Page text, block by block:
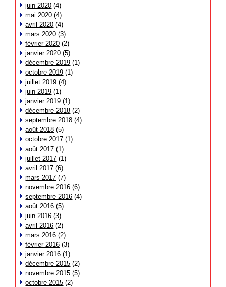
juin 2020 (4)
mai 2020 (4)
avril 2020 (4)
mars 2020 (3)
février 2020 (2)
janvier 2020 (5)
décembre 2019 (1)
octobre 2019 (1)
juillet 2019 (4)
juin 2019 (1)
janvier 2019 (1)
décembre 2018 (2)
septembre 2018 (4)
août 2018 (5)
octobre 2017 (1)
août 2017 (1)
juillet 2017 (1)
avril 2017 (6)
mars 2017 (7)
novembre 2016 (6)
septembre 2016 (4)
août 2016 (5)
juin 2016 (3)
avril 2016 (2)
mars 2016 (2)
février 2016 (3)
janvier 2016 (1)
décembre 2015 (2)
novembre 2015 (5)
octobre 2015 (2)